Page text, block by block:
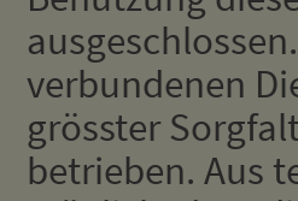
verbundenen
grösster
betrieben. Aus